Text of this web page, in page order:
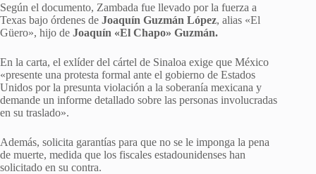
Según el documento, Zambada fue llevado por la fuerza a
Texas bajo órdenes de Joaquín Guzmán López, alias «El
Güero», hijo de Joaquín «El Chapo» Guzmán.
En la carta, el exlíder del cártel de Sinaloa exige que México
«presente una protesta formal ante el gobierno de Estados
Unidos por la presunta violación a la soberanía mexicana y
demande un informe detallado sobre las personas involucradas
en su traslado».
Además, solicita garantías para que no se le imponga la pena
de muerte, medida que los fiscales estadounidenses han
solicitado en su contra.